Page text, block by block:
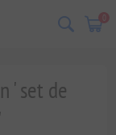
0
' set de